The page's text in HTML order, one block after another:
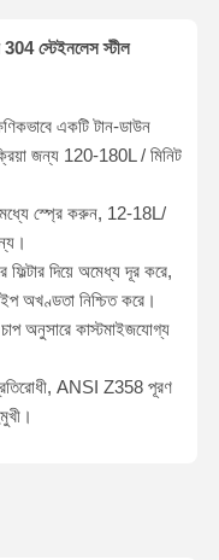
স্টেইনলেস স্টীল
একটি টান-ডাউন
জন্য 120-180L / মিনিট
মধ্যে স্প্রে করুন, 12-18L/
ফিল্টার দিয়ে অমেধ্য দূর করে,
অখণ্ডতা নিশ্চিত করে।
চাপ অনুসারে কাস্টমাইজযোগ্য
ANSI Z358 পূরণ